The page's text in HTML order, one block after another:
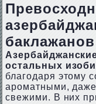
остальных
благодаря этому
ароматными,
свежими. В них